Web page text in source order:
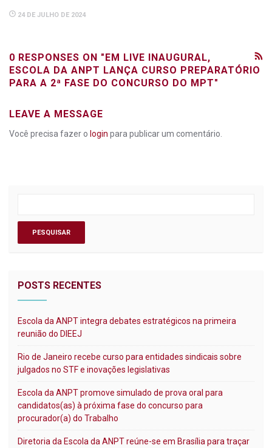
24 DE JULHO DE 2024
0 RESPONSES ON "EM LIVE INAUGURAL,
ESCOLA DA ANPT LANÇA CURSO PREPARATÓRIO
PARA A 2ª FASE DO CONCURSO DO MPT"
LEAVE A MESSAGE
Você precisa fazer o login para publicar um comentário.
POSTS RECENTES
Escola da ANPT integra debates estratégicos na primeira
reunião do DIEEJ
Rio de Janeiro recebe curso para entidades sindicais sobre
julgados no STF e inovações legislativas
Escola da ANPT promove simulado de prova oral para
candidatos(as) à próxima fase do concurso para
procurador(a) do Trabalho
Diretoria da Escola da ANPT reúne-se em Brasília para traçar